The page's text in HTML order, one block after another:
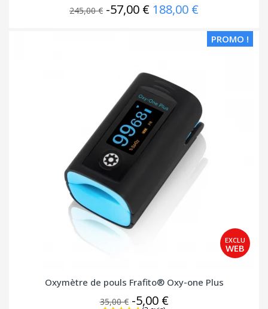
245,00 € -57,00 € 188,00 €
PROMO !
Oxymètre de pouls Frafito® Oxy-one Plus
35,00 € -5,00 €